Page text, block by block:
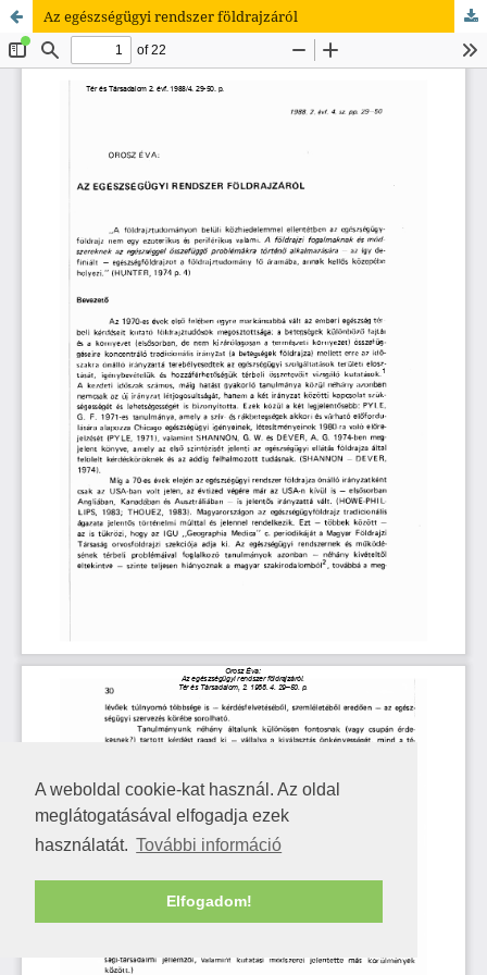
A weboldal cookie-kat használ. Az oldal
meglátogatásával elfogadja ezek
használatát. További információ
Elfogadom!
Az egészségügyi rendszer földrajzáról